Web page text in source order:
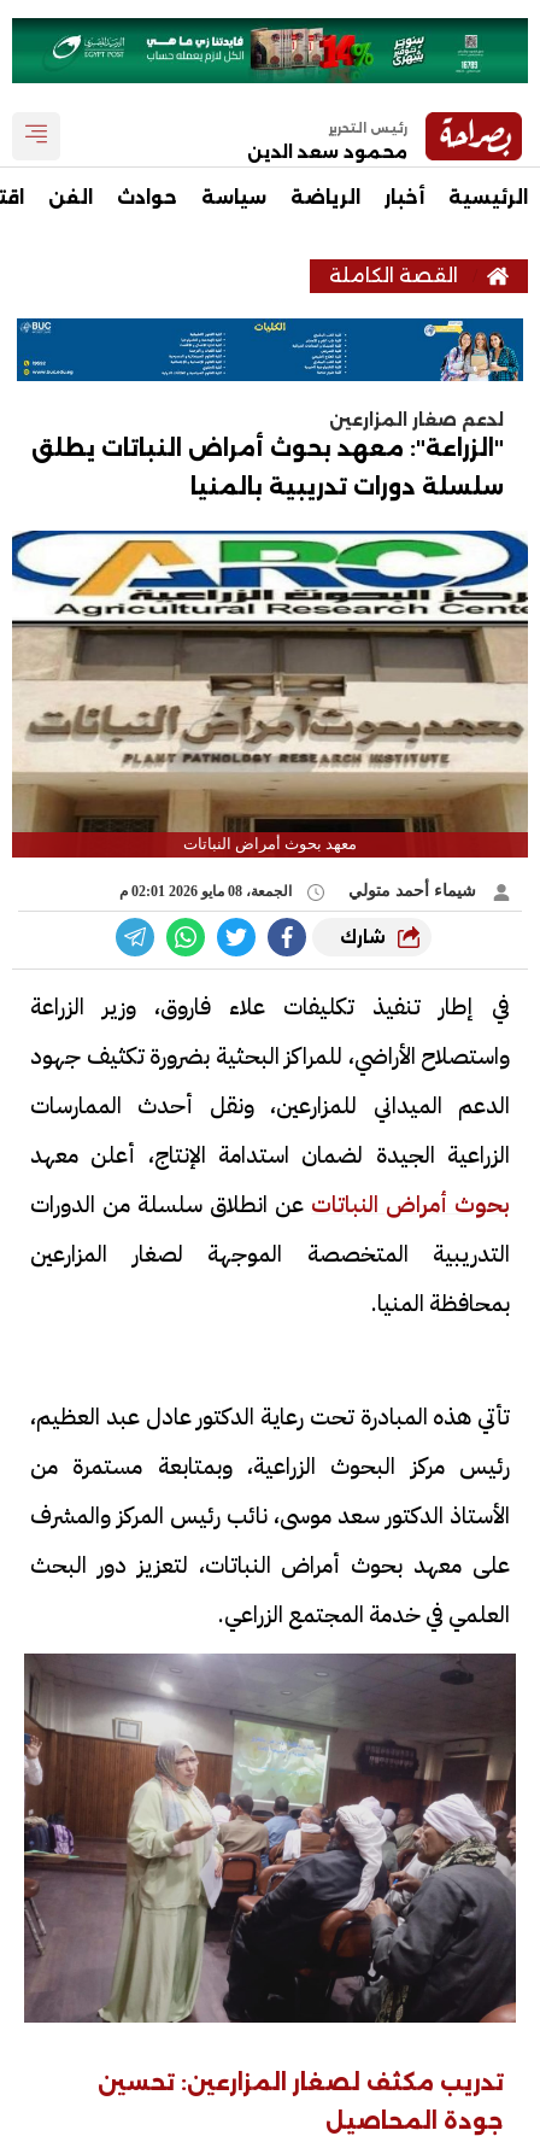
رئيس التحرير
محمود سعد الدين
الرئيسية أخبار الرياضة سياسة حوادث الفن
القصة الكاملة
لدعم صغار المزارعين
"الزراعة": معهد بحوث أمراض النباتات يطلق
سلسلة دورات تدريبية بالمنيا
معهد بحوث أمراض النباتات
شيماء أحمد متولي الجمعة، 08 مايو 2026 02:01 م
شارك
في إطار تنفيذ تكليفات علاء فاروق، وزير الزراعة
واستصلاح الأراضي، للمراكز البحثية بضرورة تكثيف جهود
الدعم الميداني للمزارعين، ونقل أحدث الممارسات
الزراعية الجيدة لضمان استدامة الإنتاج، أعلن معهد
بحوث أمراض النباتات عن انطلاق سلسلة من الدورات
التدريبية المتخصصة الموجهة لصغار المزارعين
بمحافظة المنيا.
تأتي هذه المبادرة تحت رعاية الدكتور عادل عبد العظيم،
رئيس مركز البحوث الزراعية، وبمتابعة مستمرة من
الأستاذ الدكتور سعد موسى، نائب رئيس المركز والمشرف
على معهد بحوث أمراض النباتات، لتعزيز دور البحث
العلمي في خدمة المجتمع الزراعي.
تدريب مكثف لصغار المزارعين: تحسين
جودة المحاصيل